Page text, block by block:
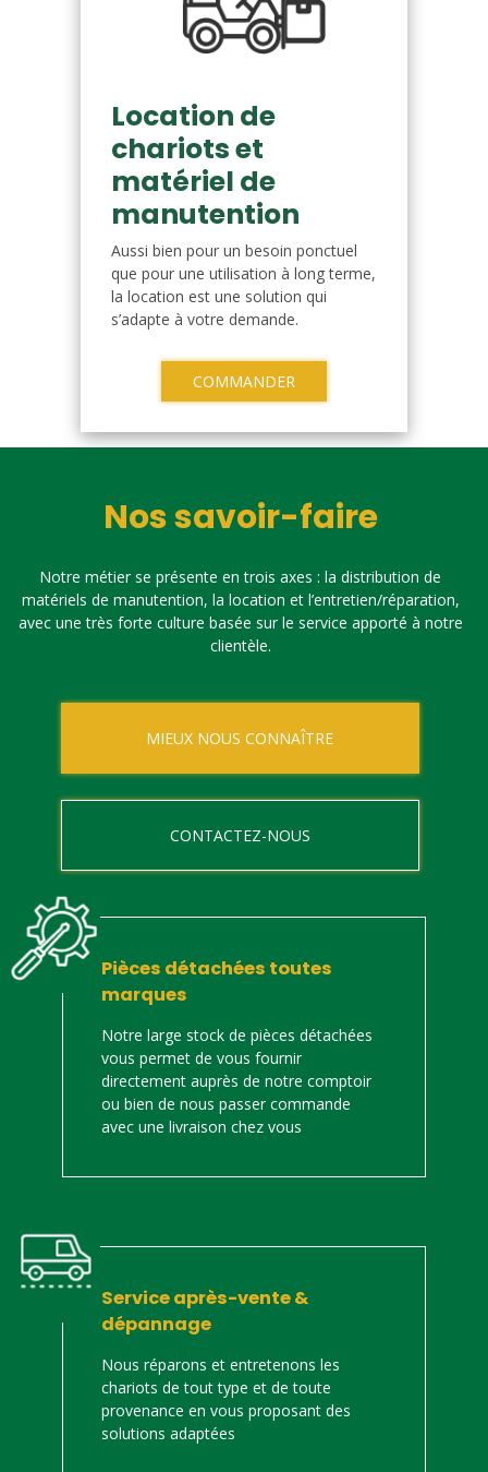
Location de
chariots et
matériel de
manutention
Aussi bien pour un besoin ponctuel
que pour une utilisation à long terme,
la location est une solution qui
s’adapte à votre demande.
COMMANDER
Nos savoir-faire
Notre métier se présente en trois axes : la distribution de
matériels de manutention, la location et l’entretien/réparation,
avec une très forte culture basée sur le service apporté à notre
clientèle.
MIEUX NOUS CONNAÎTRE
CONTACTEZ-NOUS
Pièces détachées toutes
marques
Notre large stock de pièces détachées
vous permet de vous fournir
directement auprès de notre comptoir
ou bien de nous passer commande
avec une livraison chez vous
Service après-vente &
dépannage
Nous réparons et entretenons les
chariots de tout type et de toute
provenance en vous proposant des
solutions adaptées